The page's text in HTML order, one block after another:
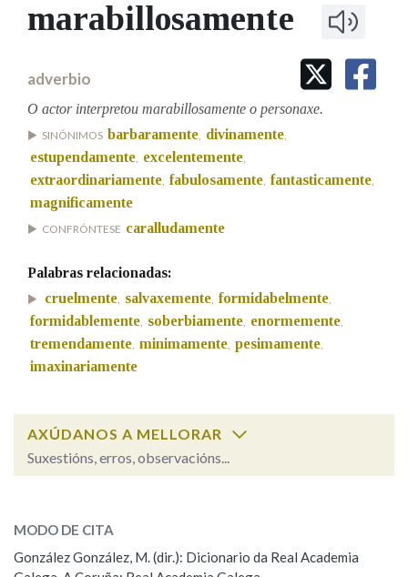
MARCIAL DEL ADALID
CASA-MUSEO EMILIA PARDO
FIGURAS HOMENAXEADAS
PRIMAVERA DAS LETRAS
PORTAL DAS PALABRAS
Facebook
TwitterYoutubeInstagram
Bluesky
BUSCAR NOS LEMAS
Remata por
Contén
BUSCAR NO CONTIDO
Nas definicións
Na fraseoloxía
OUTRAS OPCIÓNS DE BUSCA
marabillosamente
adverbio
O actor interpretou marabillosamente o personaxe.
SINÓNIMOS barbaramente, divinamente,
estupendamente, excelentemente,
extraordinariamente, fabulosamente, fantasticamente,
magnificamente
CONFRÓNTESE caralludamente
Palabras relacionadas:
cruelmente, salvaxemente, formidabelmente,
formidablemente, soberbiamente, enormemente,
tremendamente, minimamente, pesimamente,
imaxinariamente
AXÚDANOS A MELLORAR
Suxestións, erros, observacións...
ESCOLLE UNHA OPCIÓN:
MODO DE CITA
González González, M. (dir.): Dicionario da Real Academia